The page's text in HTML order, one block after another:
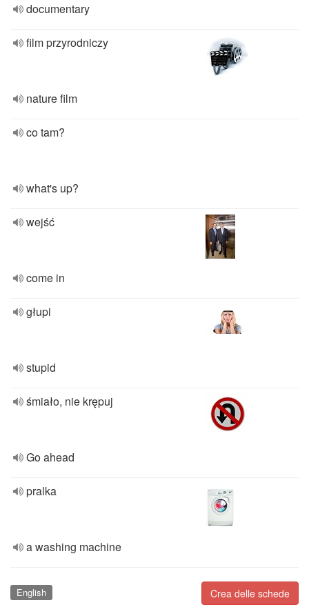
documentary
film przyrodniczy
nature film
co tam?
what's up?
wejść
come in
głupi
stupid
śmiało, nie krępuj
Go ahead
pralka
a washing machine
Crea delle schede
English